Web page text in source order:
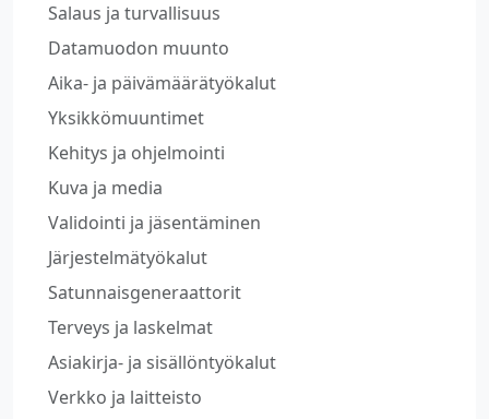
Salaus ja turvallisuus
Datamuodon muunto
Aika- ja päivämäärätyökalut
Yksikkömuuntimet
Kehitys ja ohjelmointi
Kuva ja media
Validointi ja jäsentäminen
Järjestelmätyökalut
Satunnaisgeneraattorit
Terveys ja laskelmat
Asiakirja- ja sisällöntyökalut
Verkko ja laitteisto